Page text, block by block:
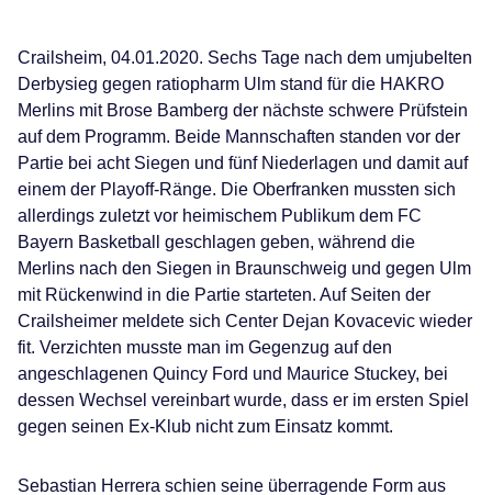
Crailsheim, 04.01.2020. Sechs Tage nach dem umjubelten
Derbysieg gegen ratiopharm Ulm stand für die HAKRO
Merlins mit Brose Bamberg der nächste schwere Prüfstein
auf dem Programm. Beide Mannschaften standen vor der
Partie bei acht Siegen und fünf Niederlagen und damit auf
einem der Playoff-Ränge. Die Oberfranken mussten sich
allerdings zuletzt vor heimischem Publikum dem FC
Bayern Basketball geschlagen geben, während die
Merlins nach den Siegen in Braunschweig und gegen Ulm
mit Rückenwind in die Partie starteten. Auf Seiten der
Crailsheimer meldete sich Center Dejan Kovacevic wieder
fit. Verzichten musste man im Gegenzug auf den
angeschlagenen Quincy Ford und Maurice Stuckey, bei
dessen Wechsel vereinbart wurde, dass er im ersten Spiel
gegen seinen Ex-Klub nicht zum Einsatz kommt.
Sebastian Herrera schien seine überragende Form aus